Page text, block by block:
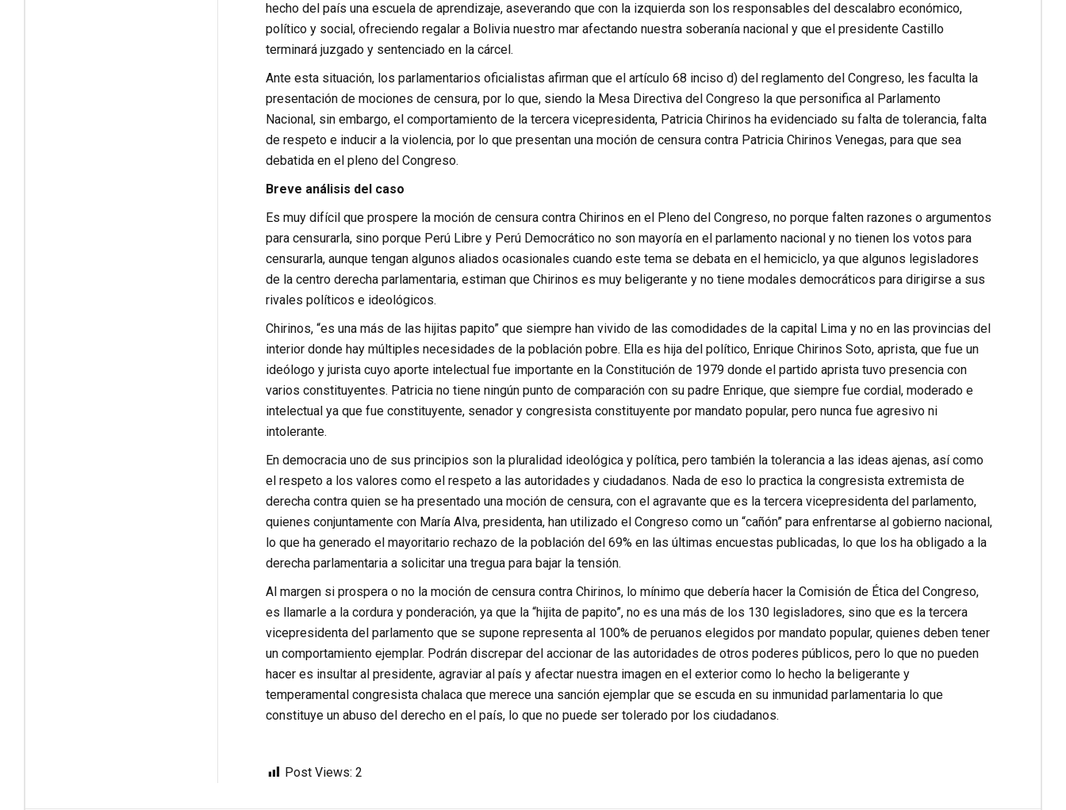
hecho del país una escuela de aprendizaje, aseverando que con la izquierda son los responsables del descalabro económico,
político y social, ofreciendo regalar a Bolivia nuestro mar afectando nuestra soberanía nacional y que el presidente Castillo
terminará juzgado y sentenciado en la cárcel.
Ante esta situación, los parlamentarios oficialistas afirman que el artículo 68 inciso d) del reglamento del Congreso, les faculta la
presentación de mociones de censura, por lo que, siendo la Mesa Directiva del Congreso la que personifica al Parlamento
Nacional, sin embargo, el comportamiento de la tercera vicepresidenta, Patricia Chirinos ha evidenciado su falta de tolerancia, falta
de respeto e inducir a la violencia, por lo que presentan una moción de censura contra Patricia Chirinos Venegas, para que sea
debatida en el pleno del Congreso.
Breve análisis del caso
Es muy difícil que prospere la moción de censura contra Chirinos en el Pleno del Congreso, no porque falten razones o argumentos
para censurarla, sino porque Perú Libre y Perú Democrático no son mayoría en el parlamento nacional y no tienen los votos para
censurarla, aunque tengan algunos aliados ocasionales cuando este tema se debata en el hemiciclo, ya que algunos legisladores
de la centro derecha parlamentaria, estiman que Chirinos es muy beligerante y no tiene modales democráticos para dirigirse a sus
rivales políticos e ideológicos.
Chirinos, “es una más de las hijitas papito” que siempre han vivido de las comodidades de la capital Lima y no en las provincias del
interior donde hay múltiples necesidades de la población pobre. Ella es hija del político, Enrique Chirinos Soto, aprista, que fue un
ideólogo y jurista cuyo aporte intelectual fue importante en la Constitución de 1979 donde el partido aprista tuvo presencia con
varios constituyentes. Patricia no tiene ningún punto de comparación con su padre Enrique, que siempre fue cordial, moderado e
intelectual ya que fue constituyente, senador y congresista constituyente por mandato popular, pero nunca fue agresivo ni
intolerante.
En democracia uno de sus principios son la pluralidad ideológica y política, pero también la tolerancia a las ideas ajenas, así como
el respeto a los valores como el respeto a las autoridades y ciudadanos. Nada de eso lo practica la congresista extremista de
derecha contra quien se ha presentado una moción de censura, con el agravante que es la tercera vicepresidenta del parlamento,
quienes conjuntamente con María Alva, presidenta, han utilizado el Congreso como un “cañón” para enfrentarse al gobierno nacional,
lo que ha generado el mayoritario rechazo de la población del 69% en las últimas encuestas publicadas, lo que los ha obligado a la
derecha parlamentaria a solicitar una tregua para bajar la tensión.
Al margen si prospera o no la moción de censura contra Chirinos, lo mínimo que debería hacer la Comisión de Ética del Congreso,
es llamarle a la cordura y ponderación, ya que la “hijita de papito”, no es una más de los 130 legisladores, sino que es la tercera
vicepresidenta del parlamento que se supone representa al 100% de peruanos elegidos por mandato popular, quienes deben tener
un comportamiento ejemplar. Podrán discrepar del accionar de las autoridades de otros poderes públicos, pero lo que no pueden
hacer es insultar al presidente, agraviar al país y afectar nuestra imagen en el exterior como lo hecho la beligerante y
temperamental congresista chalaca que merece una sanción ejemplar que se escuda en su inmunidad parlamentaria lo que
constituye un abuso del derecho en el país, lo que no puede ser tolerado por los ciudadanos.
Post Views: 2